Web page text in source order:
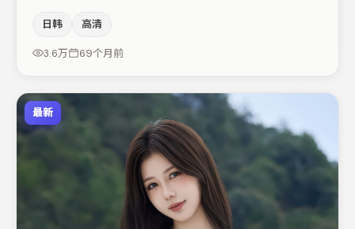
的对手戏构成全片情感锚点，王千源则以细节塑造推动谜题
层层揭开。若你偏爱强类型与清晰主线，这部作品值得关
日韩 高清
3.6万 69个月前
最新